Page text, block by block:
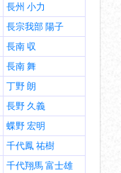
長州 小力
長宗我部 陽子
長南 収
長南 舞
丁野 朗
長野 久義
蝶野 宏明
千代鳳 祐樹
千代翔馬 富士雄